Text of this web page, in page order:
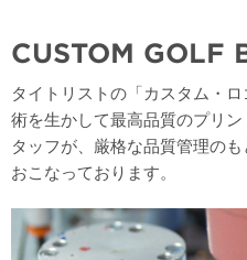
CUSTOM GOLF
タイトリストの「カスタム・
術を生かして最高品質のプリ
タッフが、厳格な品質管理の
おこなっております。